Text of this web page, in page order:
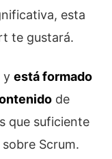
esta
te gustará.
y está formado
de
que suficiente
Scrum.